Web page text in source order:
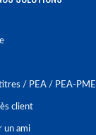
/ PEA / PEA-PME
client
un ami